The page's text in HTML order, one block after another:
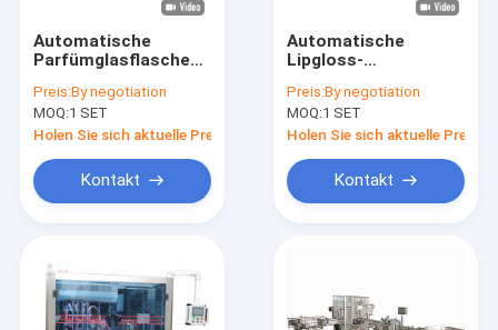
Automatische
Parfümglasflasche
Etikettierung Boxing-
Maschine
Preis:By negotiation
MOQ:1 SET
Holen Sie sich aktuelle Preis
Kontakt
Automatische
Lipgloss-
Preis:By negotiation
MOQ:1 SET
Holen Sie sich aktuelle Preis
Kontakt